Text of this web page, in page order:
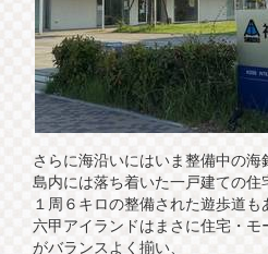
さらに海沿いにはいま整備中の海
島内には落ち着いた一戸建ての住
１周６キロの整備された遊歩道も
六甲アイランドはまさに住宅・
がバランスよく揃い、